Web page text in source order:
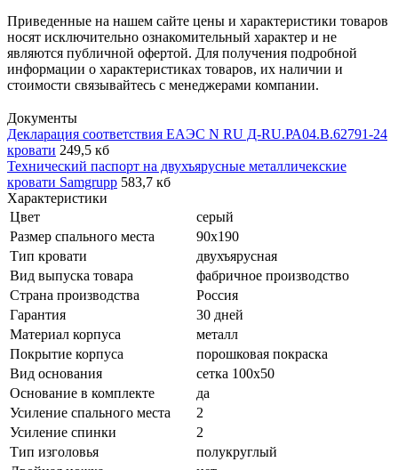
Приведенные на нашем сайте цены и характеристики товаров
носят исключительно ознакомительный характер и не
являются публичной офертой. Для получения подробной
информации о характеристиках товаров, их наличии и
стоимости связывайтесь с менеджерами компании.
Документы
Декларация соответствия ЕАЭС N RU Д-RU.РА04.В.62791-24
кровати 249,5 кб
Технический паспорт на двухъярусные металличекские
кровати Samgrupp 583,7 кб
Характеристики
Цвет
серый
Размер спального места
90x190
Тип кровати
двухъярусная
Вид выпуска товара
фабричное производство
Страна производства
Россия
Гарантия
30 дней
Материал корпуса
металл
Покрытие корпуса
порошковая покраска
Вид основания
сетка 100x50
Основание в комплекте
да
Усиление спального места
2
Усиление спинки
2
Тип изголовья
полукруглый